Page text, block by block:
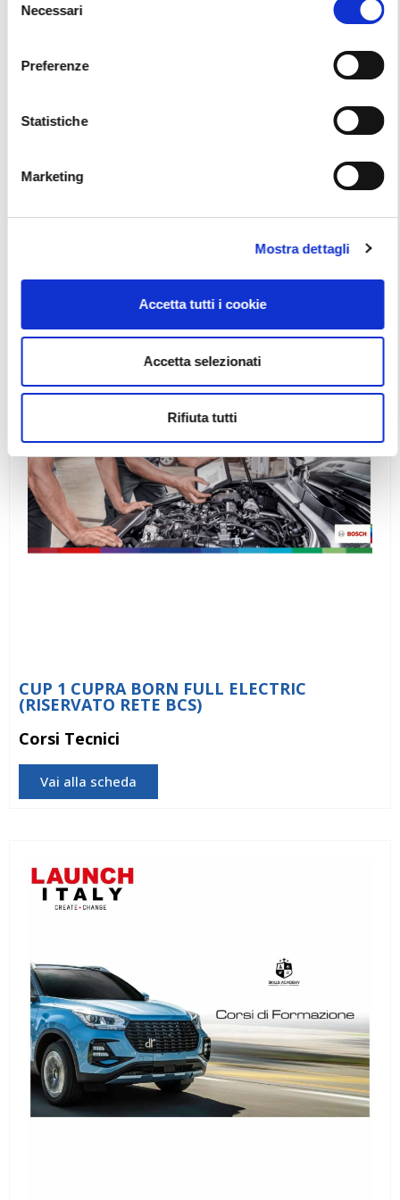
delNecessari
Preferenze
Statistiche
Marketing
Mostra dettagli
Accetta tutti i cookie
Accetta selezionati
Rifiuta tutti
Corsi Tecnici
CUP 1 CUPRA BORN FULL ELECTRIC
(RISERVATO RETE BCS)
Corsi Tecnici
Vai alla scheda